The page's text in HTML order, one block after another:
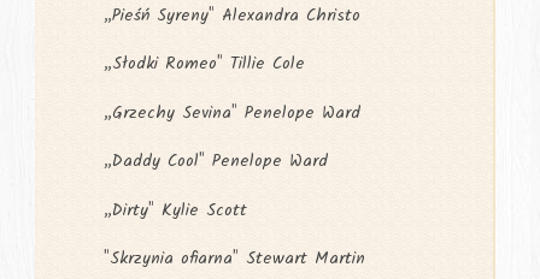
„Pieśń Syreny" Alexandra Christo
„Słodki Romeo" Tillie Cole
„Grzechy Sevina" Penelope Ward
„Daddy Cool" Penelope Ward
„Dirty" Kylie Scott
"Skrzynia ofiarna" Stewart Martin